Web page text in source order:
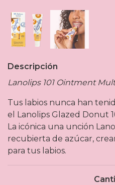
Descripción
Lanolips 101 Ointment
Tus labios nunca han
el Lanolips Glazed Donut
La icónica una unción
recubierta de azúcar,
para tus labios.